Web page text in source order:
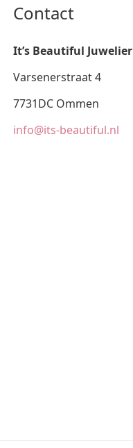
Contact
It’s Beautiful Juwelier
Varsenerstraat 4
7731DC Ommen
info@its-beautiful.nl